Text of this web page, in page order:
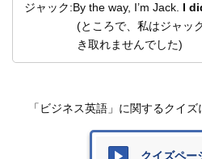
ジャック:By the way, I’m Jack. I
(ところで、私はジャッ
き取れませんでした)
「ビジネス英語」に関するクイ
クイズペー